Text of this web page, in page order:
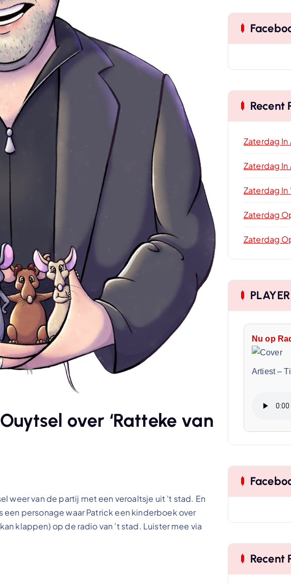
over ‘Ratteke van
weer van de partij met een veroaltsje uit ’t stad. En
een personage waar Patrick een kinderboek over
klappen) op de radio van ’t stad. Luister mee via
Recent
Zaterdag In
Zaterdag In
Zaterdag In
Zaterdag
Zaterdag
PLAYER
Nu op
Artiest –
Recent